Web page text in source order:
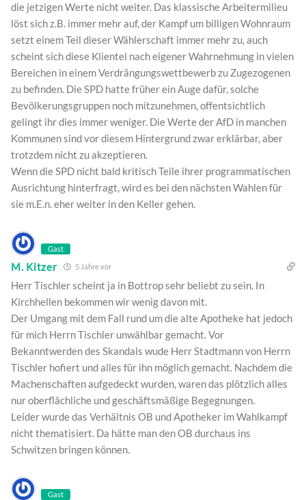
die jetzigen Werte nicht weiter. Das klassische Arbeitermilieu
löst sich z.B. immer mehr auf, der Kampf um billigen Wohnraum
setzt einem Teil dieser Wählerschaft immer mehr zu, auch
scheint sich diese Klientel nach eigener Wahrnehmung in vielen
Bereichen in einem Verdrängungswettbewerb zu Zugezogenen
zu befinden. Die SPD hatte früher ein Auge dafür, solche
Bevölkerungsgruppen noch mitzunehmen, offentsichtlich
gelingt ihr dies immer weniger. Die Werte der AfD in manchen
Kommunen sind vor diesem Hintergrund zwar erklärbar, aber
trotzdem nicht zu akzeptieren.
Wenn die SPD nicht bald kritisch Teile ihrer programmatischen
Ausrichtung hinterfragt, wird es bei den nächsten Wahlen für
sie m.E.n. eher weiter in den Keller gehen.
Gast
M. Kitzer 5 Jahre vor
Herr Tischler scheint ja in Bottrop sehr beliebt zu sein. In
Kirchhellen bekommen wir wenig davon mit.
Der Umgang mit dem Fall rund um die alte Apotheke hat jedoch
für mich Herrn Tischler unwählbar gemacht. Vor
Bekanntwerden des Skandals wude Herr Stadtmann von Herrn
Tischler hofiert und alles für ihn möglich gemacht. Nachdem die
Machenschaften aufgedeckt wurden, waren das plötzlich alles
nur oberflächliche und geschäftsmäßige Begegnungen.
Leider wurde das Verhältnis OB und Apotheker im Wahlkampf
nicht thematisiert. Da hätte man den OB durchaus ins
Schwitzen bringen können.
Gast